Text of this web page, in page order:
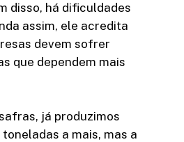
disso, há dificuldades
assim, ele acredita
devem sofrer
que dependem mais
já produzimos
a mais, mas a